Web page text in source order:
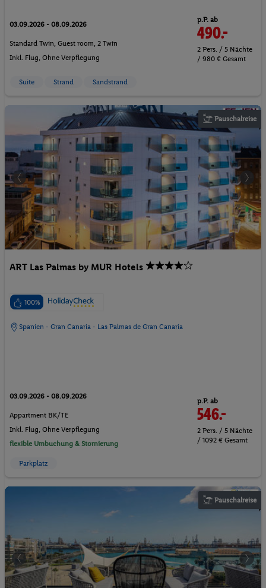
03.09.2026 - 08.09.2026
Standard Twin, Guest room, 2 Twin
Inkl. Flug, Ohne Verpflegung
p.P. ab
490.-
2 Pers. / 5 Nächte
/ 980 € Gesamt
Suite Strand Sandstrand
Pauschalreise
ART Las Palmas by MUR Hotels
100%
Spanien - Gran Canaria - Las Palmas de Gran Canaria
03.09.2026 - 08.09.2026
Appartment BK/TE
Inkl. Flug, Ohne Verpflegung
flexible Umbuchung & Stornierung
p.P. ab
546.-
2 Pers. / 5 Nächte
/ 1092 € Gesamt
Parkplatz
Pauschalreise